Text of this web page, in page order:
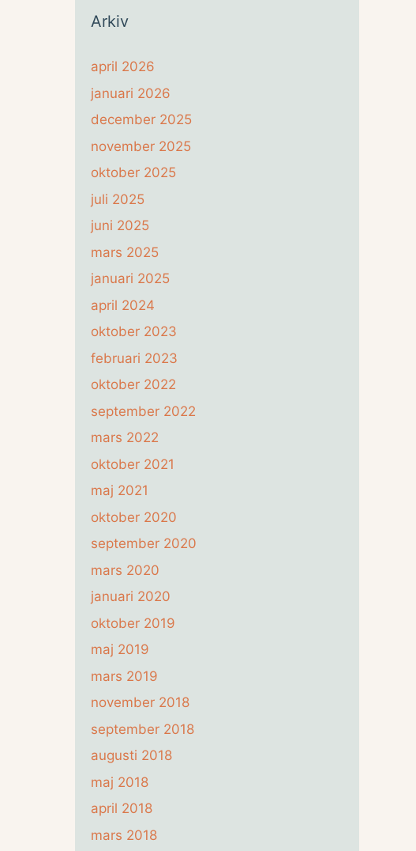
Arkiv
april 2026
januari 2026
december 2025
november 2025
oktober 2025
juli 2025
juni 2025
mars 2025
januari 2025
april 2024
oktober 2023
februari 2023
oktober 2022
september 2022
mars 2022
oktober 2021
maj 2021
oktober 2020
september 2020
mars 2020
januari 2020
oktober 2019
maj 2019
mars 2019
november 2018
september 2018
augusti 2018
maj 2018
april 2018
mars 2018